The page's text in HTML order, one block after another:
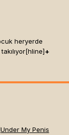
heryerde
+
Under My Penis